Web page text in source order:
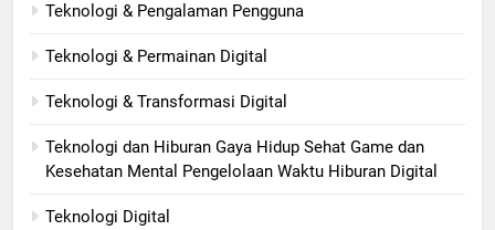
Teknologi & Pengalaman Pengguna
Teknologi & Permainan Digital
Teknologi & Transformasi Digital
Teknologi dan Hiburan Gaya Hidup Sehat Game dan
Kesehatan Mental Pengelolaan Waktu Hiburan Digital
Teknologi Digital